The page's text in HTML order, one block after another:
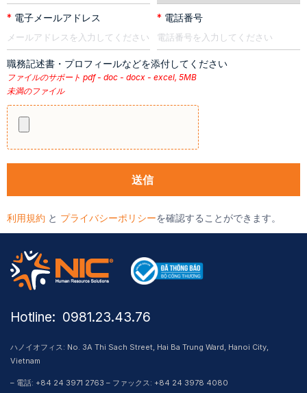
* 電子メールアドレス * 電話番号
職務記述書・プロフィールなどを添付してください
ファイルのサポート pdf - doc - docx - excel, 5MB
未満のファイル
利用規約 と プライバシーポリシーを確認することができます。
Hotline: ​ 0981.23.43.76
ハノイオフィス: No. 3A Thi Sach Street, Hai Ba Trung Ward, Hanoi City,
Vietnam
– 電話: +84 24 3971 2763 – ファックス: +84 24 3978 4080